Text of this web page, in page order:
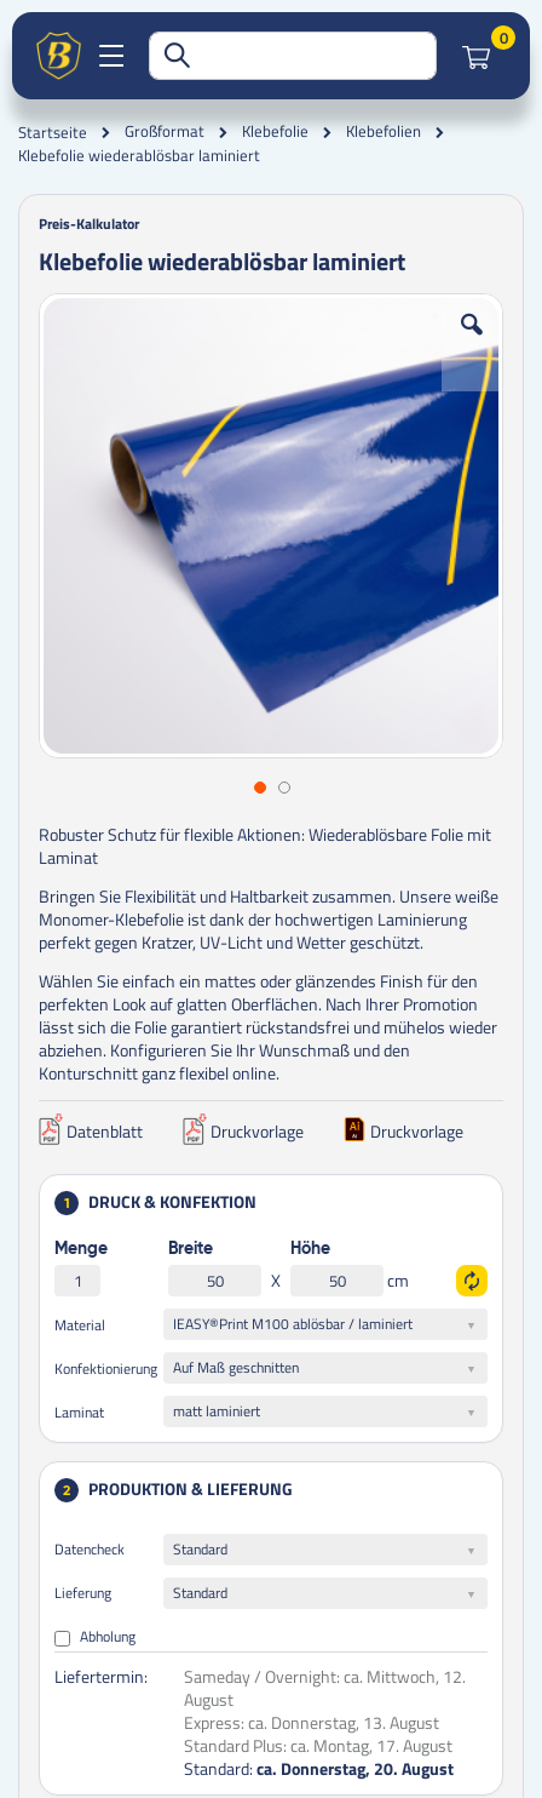
0
Startseite Großformat Klebefolie
Klebefolien
Klebefolie wiederablösbar laminiert
Preis-Kalkulator
Klebefolie wiederablösbar laminiert
Zum
Zum
Robuster Schutz für flexible Aktionen: Wiederablösbare Folie mit
Laminat
Bringen Sie Flexibilität und Haltbarkeit zusammen. Unsere weiße
Monomer-Klebefolie ist dank der hochwertigen Laminierung
perfekt gegen Kratzer, UV-Licht und Wetter geschützt.
Wählen Sie einfach ein mattes oder glänzendes Finish für den
perfekten Look auf glatten Oberflächen. Nach Ihrer Promotion
lässt sich die Folie garantiert rückstandsfrei und mühelos wieder
abziehen. Konfigurieren Sie Ihr Wunschmaß und den
Konturschnitt ganz flexibel online.
Datenblatt Druckvorlage Druckvorlage
1 DRUCK & KONFEKTION
Menge Breite
X
Höhe
cm
Material
IEASY®Print M100 ablösbar / laminiert
Konfektionierung
Auf Maß geschnitten
Laminat
matt laminiert
2 PRODUKTION & LIEFERUNG
Datencheck
Standard
Lieferung
Standard
Abholung
Liefertermin: Sameday / Overnight:ca. Mittwoch, 12.
August
Express:ca. Donnerstag, 13. August
Standard Plus:ca. Montag, 17. August
Standard:ca. Donnerstag, 20. August